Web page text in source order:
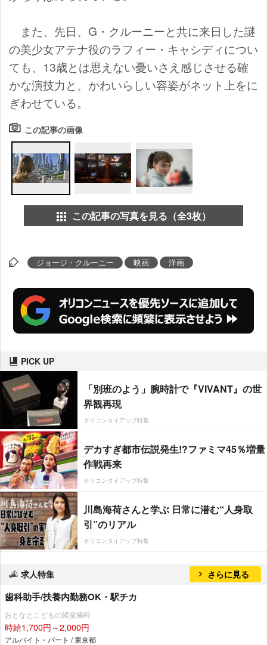
また、先日、G・クルーニーと共に来日した謎
の美少女アテナ役のラフィー・キャシディについ
ても、13歳とは思えない憂いさえ感じさせる確
かな演技力と、かわいらしい容姿がネット上をに
ぎわせている。
この記事の画像
この記事の写真を見る（全3枚）
ジョージ・クルーニー 映画 洋画
PICK UP
「別班のよう」腕時計で『VIVANT』の世
界観再現
オリコンタイアップ特集
デカすぎ都市伝説発生!?ファミマ45％増量
作戦再来
オリコンタイアップ特集
川島海荷さんと学ぶ 日常に潜む“人身取
引”のリアル
オリコンタイアップ特集
求人特集 さらに見る
歯科助手/扶養内勤務OK・駅チカ
おとなとこどもの経堂歯科
時給1,700円～2,000円
アルバイト・パート / 東京都